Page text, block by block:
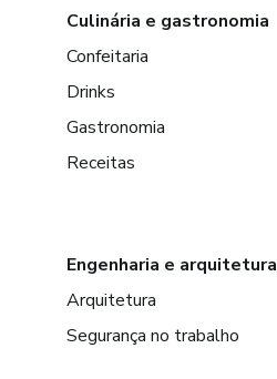
Culinária e gastronomia
Confeitaria
Drinks
Gastronomia
Receitas
Engenharia e arquitetura
Arquitetura
Segurança no trabalho